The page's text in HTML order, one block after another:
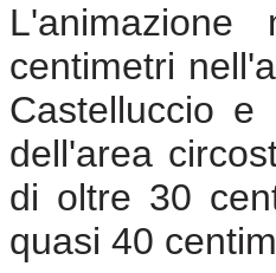
centimetri
Castelluccio
dell'area
di oltre 30
quasi 40